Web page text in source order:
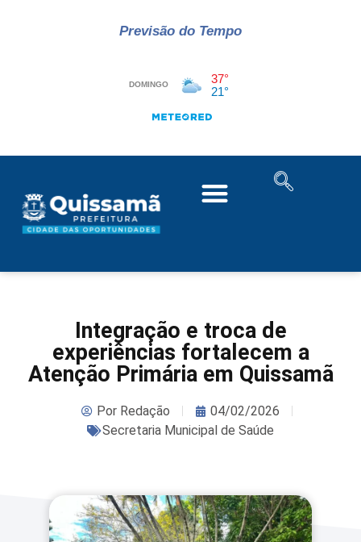
Previsão do Tempo
Integração e troca de
experiências fortalecem a
Atenção Primária em Quissamã
PorRedação
04/02/2026
Secretaria Municipal de Saúde